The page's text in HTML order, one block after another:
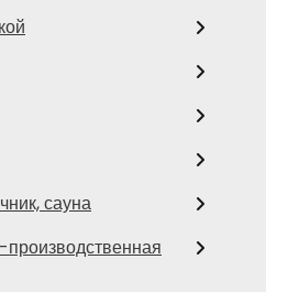
сауна
производственная